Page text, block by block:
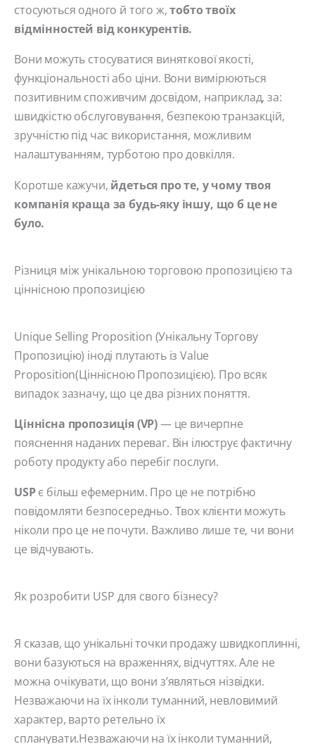
стосуються одного й того ж,тобто твоїх
відмінностей від конкурентів.
Вони можуть стосуватися виняткової якості,
функціональності або ціни. Вони вимірюються
позитивним споживчим досвідом, наприклад, за:
швидкістю обслуговування, безпекою транзакцій,
зручністю під час використання, можливим
налаштуванням, турботою про довкілля.
Коротше кажучи, йдеться про те, у чому твоя
компанія краща за будь-яку іншу, що б це не
було.
Різниця між унікальною торговою пропозицією та
ціннісною пропозицією
Unique Selling Proposition (Унікальну Торгову
Пропозицію) іноді плутають із Value
Proposition(Ціннісною Пропозицією). Про всяк
випадок зазначу, що це два різних поняття.
Ціннісна пропозиція (VP)— це вичерпне
пояснення наданих переваг. Він ілюструє фактичну
роботу продукту або перебіг послуги.
USPє більш ефемерним. Про це не потрібно
повідомляти безпосередньо. Твох клієнти можуть
ніколи про це не почути. Важливо лише те, чи вони
це відчувають.
Як розробити USP для свого бізнесу?
Я сказав, що унікальні точки продажу швидкоплинні,
вони базуються на враженнях, відчуттях. Але не
можна очікувати, що вони з’являться нізвідки.
Незважаючи на їх інколи туманний, невловимий
характер, варто ретельно їх
спланувати.Незважаючи на їх інколи туманний,